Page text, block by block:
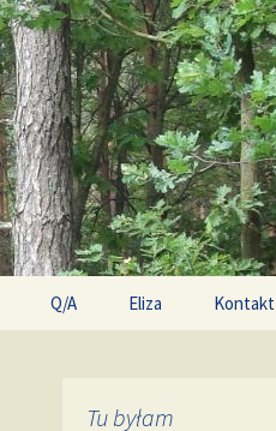
Q/A Eliza Kontakt
Tu byłam